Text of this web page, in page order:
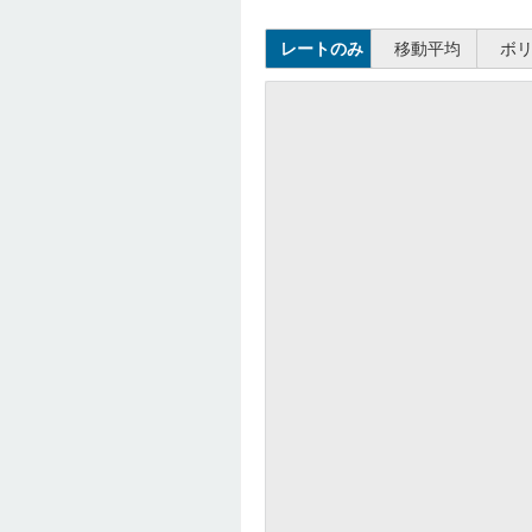
レートのみ 移動平均 ボ